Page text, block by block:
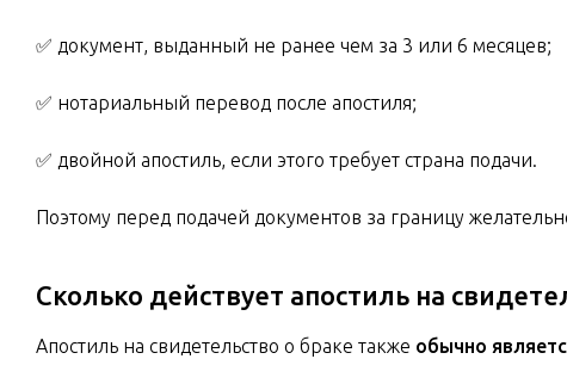
✅ документ, выданный не ранее чем за 3 или 6 месяцев;
✅ нотариальный перевод после апостиля;
✅ двойной апостиль, если этого требует страна подачи.
Поэтому перед подачей документов за границу
Сколько действует апостиль на
Апостиль на свидетельство о браке также обычно